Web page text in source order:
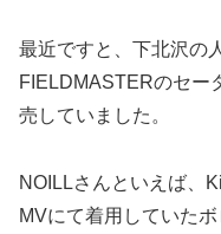
最近ですと、下北沢の
FIELDMASTERのセー
売していました。
NOILLさんといえば、
MVにて着用していた